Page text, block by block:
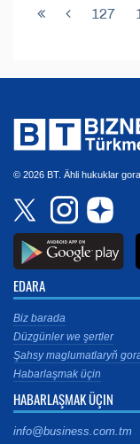
127
© 2026 BT. Ähli hukuklar
EDARA
Biz barada
Düzgünler we şertler
Şahsy maglumatlaryň
Habarlaşmak üçin
HABARLAŞMAK ÜÇIN
info@business.com.tm